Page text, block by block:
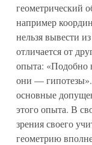
геометрический
например
нельзя вывести
отличается от
опыта: «Подобно
они — гипотезы».
основные
этого опыта. В
зрения своего
геометрию